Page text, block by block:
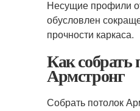
Несущие профили
обусловлен
прочности каркаса.
Как
Армстронг
Собрать потолок